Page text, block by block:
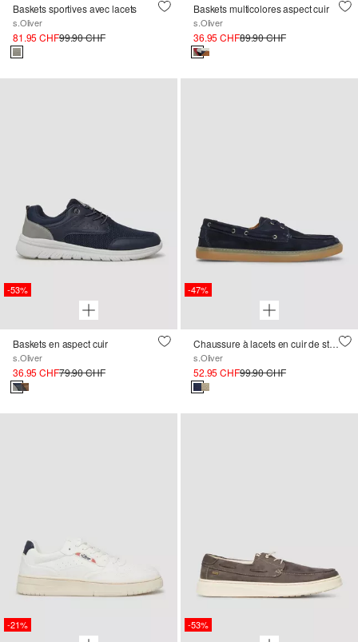
Baskets sportives avec lacets
s.Oliver
81.95 CHF99.90 CHF
Baskets multicolores aspect cuir
s.Oliver
36.95 CHF89.90 CHF
-53%
Baskets en aspect cuir
s.Oliver
36.95 CHF79.90 CHF
-47%
Chaussure à lacets en cuir de style mocassin
s.Oliver
52.95 CHF99.90 CHF
-21% -53%